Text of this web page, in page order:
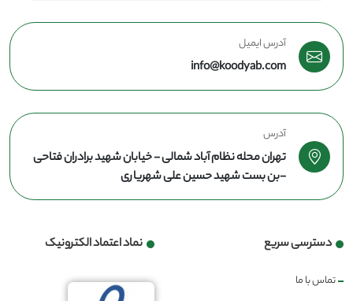
آدرس ایمیل
info@koodyab.com
آدرس
تهران محله نظام آباد شمالی - خیابان شهید برادران فتاحی
-بن بست شهید حسین علی شهریاری
دسترسی سریع
تماس با ما
نماد اعتماد الکترونیک